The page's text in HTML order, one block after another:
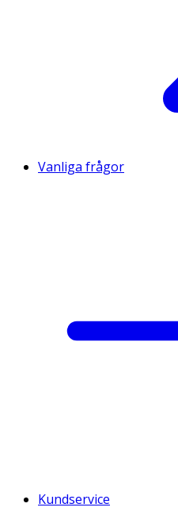
Vanliga frågor
Kundservice